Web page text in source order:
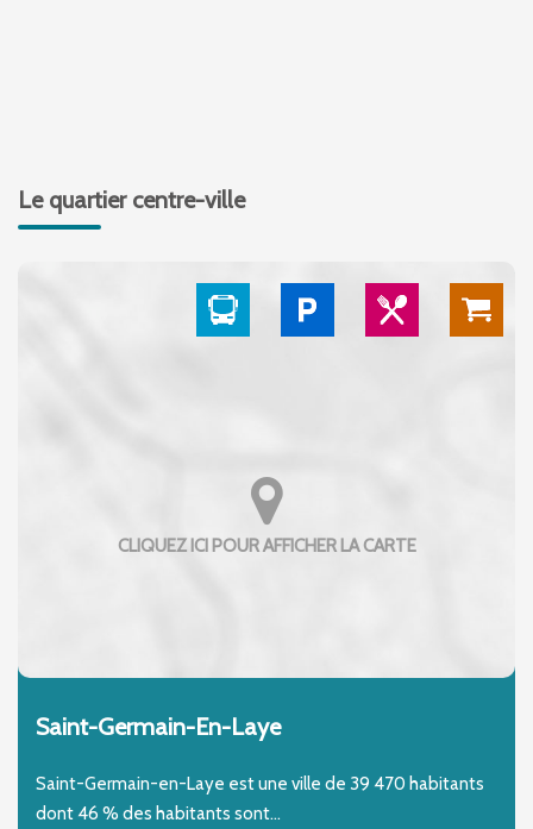
Le quartier centre-ville
Saint-Germain-En-Laye
Saint-Germain-en-Laye est une ville de 39 470 habitants
dont 46 % des habitants sont...